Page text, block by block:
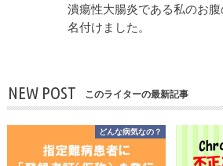
潰瘍性大腸炎である私のお
名付けました。
NEW POST このライターの最新記事
どんな病気なの？